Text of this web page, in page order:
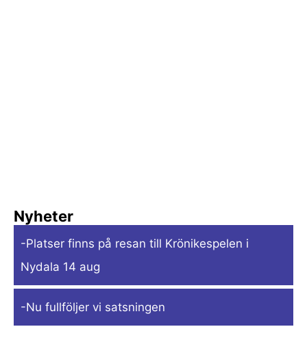
Nyheter
-Platser finns på resan till Krönikespelen i
Nydala 14 aug
-Nu fullföljer vi satsningen